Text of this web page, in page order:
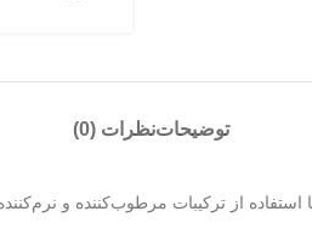
توضیحاتنظرات (0)
از ترکیبات مرطوب‌کننده و